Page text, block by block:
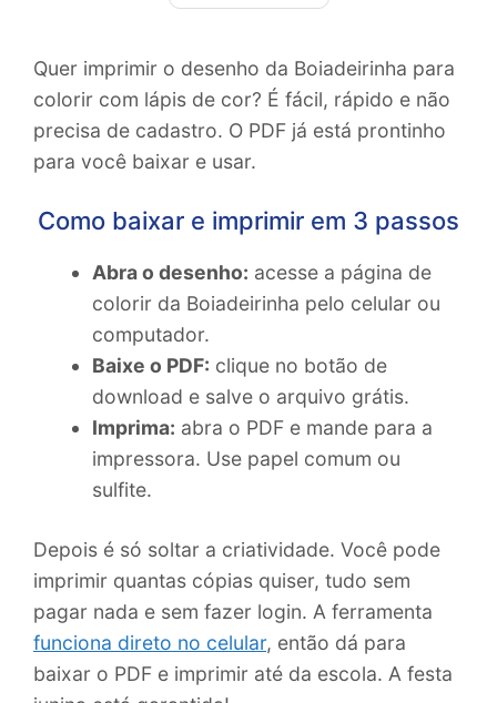
Quer imprimir o desenho da Boiadeirinha para
colorir com lápis de cor? É fácil, rápido e não
precisa de cadastro. O PDF já está prontinho
para você baixar e usar.
Como baixar e imprimir em 3 passos
Abra o desenho: acesse a página de
colorir da Boiadeirinha pelo celular ou
computador.
Baixe o PDF: clique no botão de
download e salve o arquivo grátis.
Imprima: abra o PDF e mande para a
impressora. Use papel comum ou
sulfite.
Depois é só soltar a criatividade. Você pode
imprimir quantas cópias quiser, tudo sem
pagar nada e sem fazer login. A ferramenta
funciona direto no celular, então dá para
baixar o PDF e imprimir até da escola. A festa